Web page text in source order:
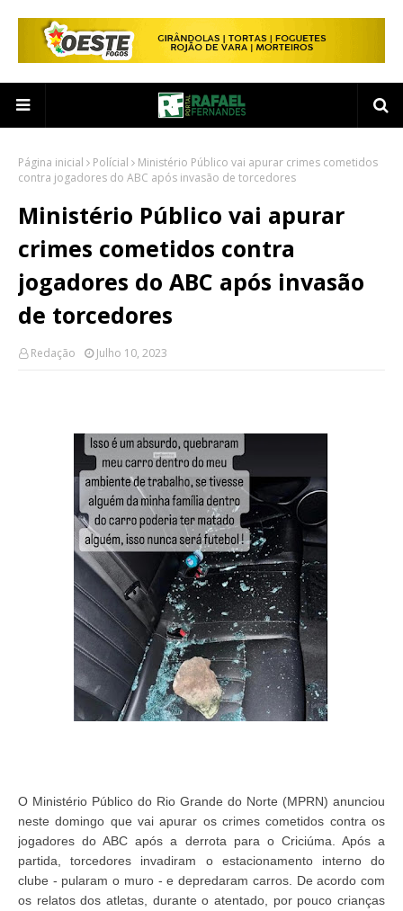
Página inicial Polícial
Ministério Público vai apurar crimes cometidos
contra jogadores do ABC após invasão de torcedores
Ministério Público vai apurar
crimes cometidos contra
jogadores do ABC após invasão
de torcedores
Redação Julho 10, 2023
O Ministério Público do Rio Grande do Norte (MPRN) anunciou
neste domingo que vai apurar os crimes cometidos contra os
jogadores do ABC após a derrota para o Criciúma. Após a
partida, torcedores invadiram o estacionamento interno do
clube - pularam o muro - e depredaram carros. De acordo com
os relatos dos atletas, durante o atentado, por pouco crianças